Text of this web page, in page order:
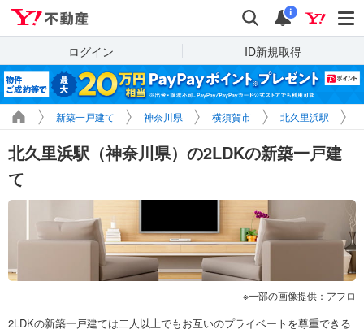
検索 通知
i
ログイン ID新規取得
新築一戸建て 神奈川県 横須賀市 北久里浜駅
北久里浜駅（神奈川県）の2LDKの新築一戸建
て
一部の画像提供：アフロ
2LDKの新築一戸建ては二人以上でもお互いのプライベートを尊重できる